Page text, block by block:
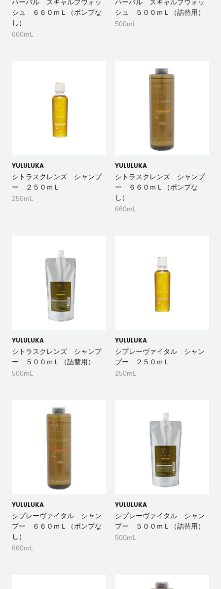
ハーバル スキャルプウォッ
シュ ６６０ｍＬ（ポンプな
し）
660mL
ハーバル スキャルプウォッ
シュ ５００ｍＬ（詰替用）
500mL
YULULUKA
シトラスクレンズ シャンプ
ー ２５０ｍＬ
250mL
YULULUKA
シトラスクレンズ シャンプ
ー ６６０ｍＬ（ポンプな
し）
660mL
YULULUKA
シトラスクレンズ シャンプ
ー ５００ｍＬ（詰替用）
500mL
YULULUKA
シプレーヴァイタル シャン
プー ２５０ｍＬ
250mL
YULULUKA
シプレーヴァイタル シャン
プー ６６０ｍＬ（ポンプな
し）
660mL
YULULUKA
シプレーヴァイタル シャン
プー ５００ｍＬ（詰替用）
500mL